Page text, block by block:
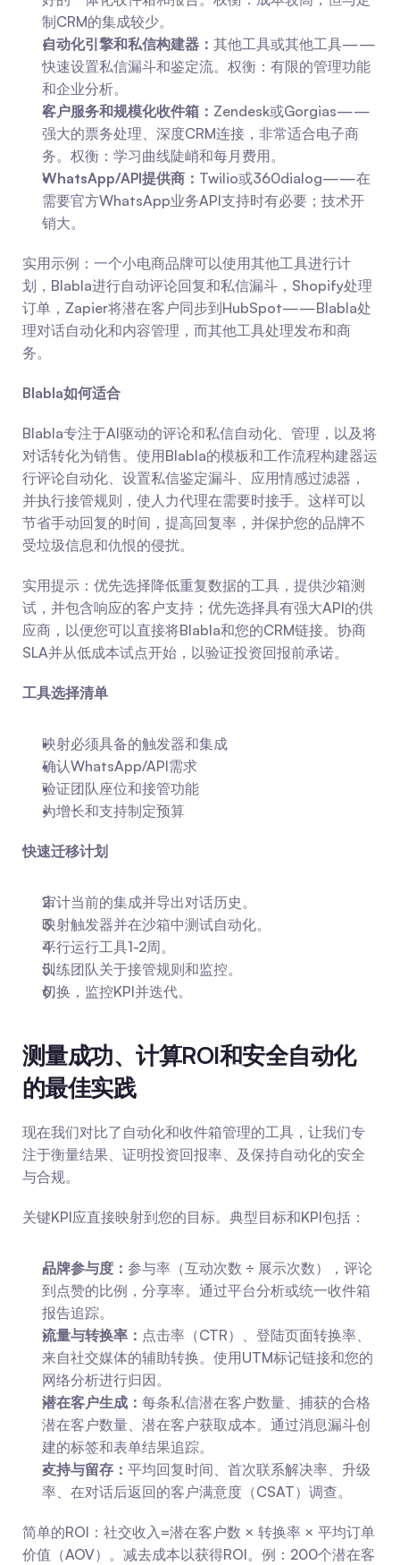
制CRM的集成较少。
自动化引擎和私信构建器： 其他工具或其他工具——
快速设置私信漏斗和鉴定流。权衡：有限的管理功能
和企业分析。
客户服务和规模化收件箱： Zendesk或Gorgias——
强大的票务处理、深度CRM连接，非常适合电子商
务。权衡：学习曲线陡峭和每月费用。
WhatsApp/API提供商： Twilio或360dialog——在
需要官方WhatsApp业务API支持时有必要；技术开
销大。
实用示例：一个小电商品牌可以使用其他工具进行计
划，Blabla进行自动评论回复和私信漏斗，Shopify处理
订单，Zapier将潜在客户同步到HubSpot——Blabla处
理对话自动化和内容管理，而其他工具处理发布和商
务。
Blabla如何适合
Blabla专注于AI驱动的评论和私信自动化、管理，以及将
对话转化为销售。使用Blabla的模板和工作流程构建器运
行评论自动化、设置私信鉴定漏斗、应用情感过滤器，
并执行接管规则，使人力代理在需要时接手。这样可以
节省手动回复的时间，提高回复率，并保护您的品牌不
受垃圾信息和仇恨的侵扰。
实用提示：优先选择降低重复数据的工具，提供沙箱测
试，并包含响应的客户支持；优先选择具有强大API的供
应商，以便您可以直接将Blabla和您的CRM链接。协商
SLA并从低成本试点开始，以验证投资回报前承诺。
工具选择清单
映射必须具备的触发器和集成
确认WhatsApp/API需求
验证团队座位和接管功能
为增长和支持制定预算
快速迁移计划
审计当前的集成并导出对话历史。
映射触发器并在沙箱中测试自动化。
平行运行工具1-2周。
训练团队关于接管规则和监控。
切换，监控KPI并迭代。
测量成功、计算ROI和安全自动化
的最佳实践
现在我们对比了自动化和收件箱管理的工具，让我们专
注于衡量结果、证明投资回报率、及保持自动化的安全
与合规。
关键KPI应直接映射到您的目标。典型目标和KPI包括：
品牌参与度： 参与率（互动次数 ÷ 展示次数），评论
到点赞的比例，分享率。通过平台分析或统一收件箱
报告追踪。
流量与转换率： 点击率（CTR）、登陆页面转换率、
来自社交媒体的辅助转换。使用UTM标记链接和您的
网络分析进行归因。
潜在客户生成： 每条私信潜在客户数量、捕获的合格
潜在客户数量、潜在客户获取成本。通过消息漏斗创
建的标签和表单结果追踪。
支持与留存： 平均回复时间、首次联系解决率、升级
率、在对话后返回的客户满意度（CSAT）调查。
简单的ROI：社交收入=潜在客户数 × 转换率 × 平均订单
价值（AOV）。减去成本以获得ROI。例：200个潜在客